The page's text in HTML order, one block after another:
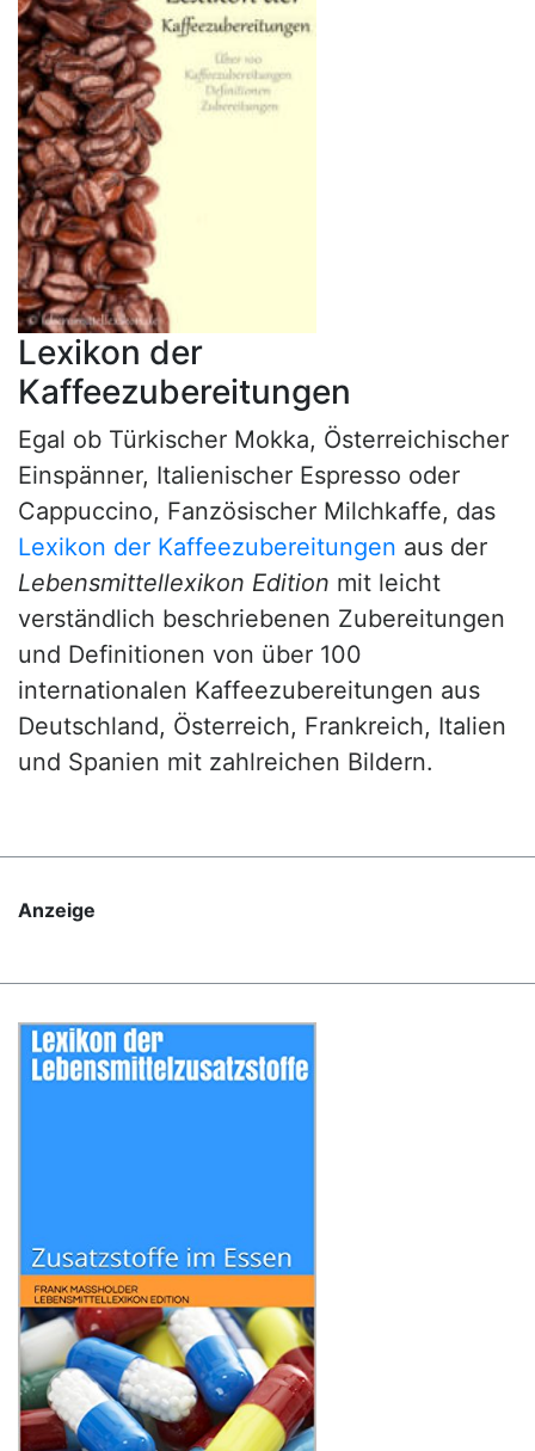
Lexikon der
Kaffeezubereitungen
Egal ob Türkischer Mokka, Österreichischer
Einspänner, Italienischer Espresso oder
Cappuccino, Fanzösischer Milchkaffe, das
Lexikon der Kaffeezubereitungen aus der
Lebensmittellexikon Edition mit leicht
verständlich beschriebenen Zubereitungen
und Definitionen von über 100
internationalen Kaffeezubereitungen aus
Deutschland, Österreich, Frankreich, Italien
und Spanien mit zahlreichen Bildern.
Anzeige